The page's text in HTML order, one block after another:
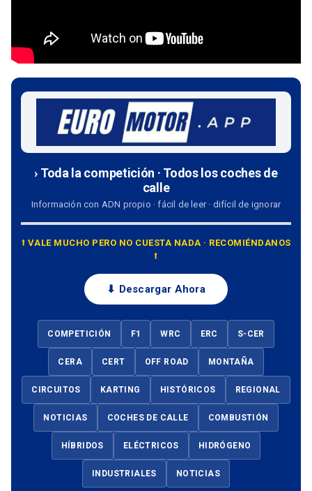
› Toda la competición · Todos los coches de
calle
Información con ADN propio · fácil de leer · difícil de ignorar
⭡ VALE MUCHO PERO NO CUESTA NADA · RECOMIÉNDANOS
⭡
⬇ Descargar Ahora
COMPETICIÓN F1 WRC ERC S-CER
CERA CERT OFF ROAD MONTAÑA
CIRCUITOS KARTING HISTÓRICOS REGIONAL
NOTICIAS COCHES DE CALLE COMBUSTIÓN
HÍBRIDOS ELÉCTRICOS HIDRÓGENO
INDUSTRIALES NOTICIAS